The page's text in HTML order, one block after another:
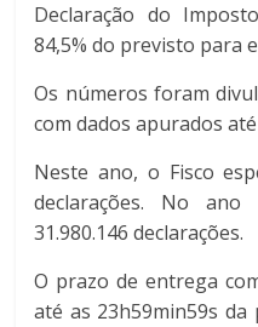
Declaração do
84,5% do previsto para
Os números foram
com dados apurados
Neste ano, o Fisco
declarações. No ano
31.980.146 declarações.
O prazo de entrega
até as 23h59min59s